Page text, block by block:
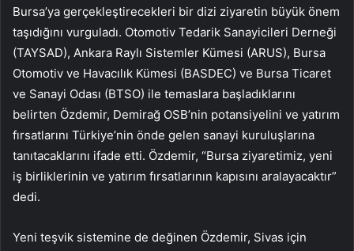
Bursa’ya gerçekleştirecekleri bir dizi ziyaretin büyük önem
taşıdığını vurguladı. Otomotiv Tedarik Sanayicileri Derneği
(TAYSAD), Ankara Raylı Sistemler Kümesi (ARUS), Bursa
Otomotiv ve Havacılık Kümesi (BASDEC) ve Bursa Ticaret
ve Sanayi Odası (BTSO) ile temaslara başladıklarını
belirten Özdemir, Demirağ OSB’nin potansiyelini ve yatırım
fırsatlarını Türkiye’nin önde gelen sanayi kuruluşlarına
tanıtacaklarını ifade etti. Özdemir, “Bursa ziyaretimiz, yeni
iş birliklerinin ve yatırım fırsatlarının kapısını aralayacaktır”
dedi.
Yeni teşvik sistemine de değinen Özdemir, Sivas için